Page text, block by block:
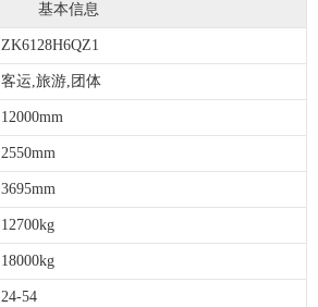
基本信息
ZK6128H6QZ1
客运,旅游,团体
12000mm
2550mm
3695mm
12700kg
18000kg
24-54